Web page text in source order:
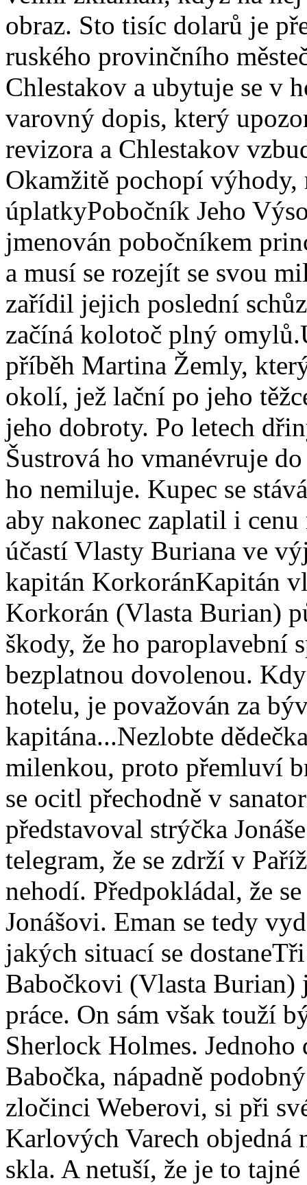
obraz. Sto tisíc dolarů je
ruského provinčního
Chlestakov a ubytuje se v
varovný dopis, který
revizora a Chlestakov
Okamžitě pochopí výhody,
úplatkyPobočník Jeho
jmenován pobočníkem
a musí se rozejít se svou
zařídil jejich poslední
začíná kolotoč plný
příběh Martina Žemly,
okolí, jež lační po jeho
jeho dobroty. Po letech
Šustrová ho vmanévruje
ho nemiluje. Kupec se
aby nakonec zaplatil i
účastí Vlasty Buriana ve
kapitán KorkoránKapitán
Korkorán (Vlasta Burian)
škody, že ho paroplavební
bezplatnou dovolenou.
hotelu, je považován za
kapitána...Nezlobte
milenkou, proto přemluví
se ocitl přechodně v
představoval strýčka
telegram, že se zdrží v
nehodí. Předpokládal, že
Jonášovi. Eman se tedy
jakých situací se
Babočkovi (Vlasta Burian)
práce. On sám však touží
Sherlock Holmes. Jednoho
Babočka, nápadně
zločinci Weberovi, si při
Karlových Varech objedná
skla. A netuší, že je to